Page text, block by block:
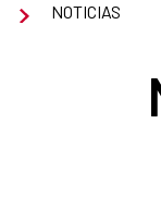
NOTICIAS